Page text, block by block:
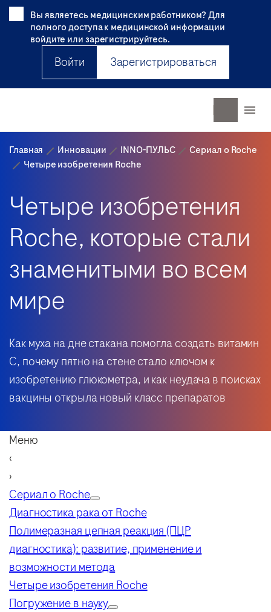
Вы являетесь медицинским работником? Для
полного доступа к медицинской информации
войдите или зарегистрируйтесь.
Войти Зарегистрироваться
Главная Инновации INNO-ПУЛЬС
Сериал о Roche
Четыре изобретения Roche
Четыре изобретения
Roche, которые стали
знаменитыми во всем
мире
Как муха на дне стакана помогла создать витамин
C, почему пятно на стене стало ключом к
изобретению глюкометра, и как неудача в поисках
вакцины открыла новый класс препаратов
Меню
‹
›
Сериал о Roche
Диагностика рака от Roche
Полимеразная цепная реакция (ПЦР
диагностика): развитие, применение и
возможности метода
Четыре изобретения Roche
Погружение в науку